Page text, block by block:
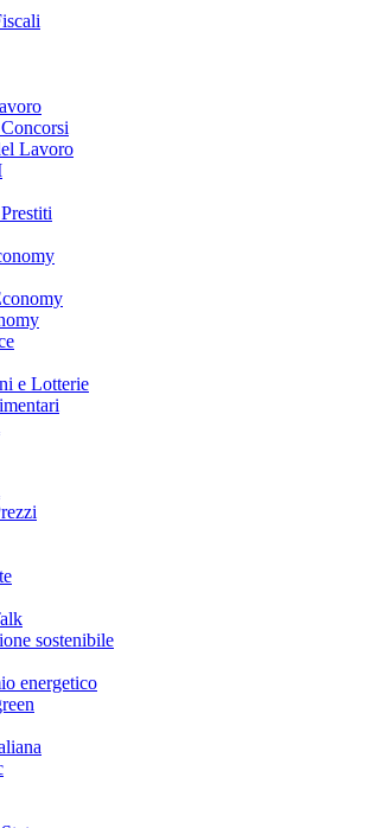
Lavoro
e Lotterie
sostenibile
energetico